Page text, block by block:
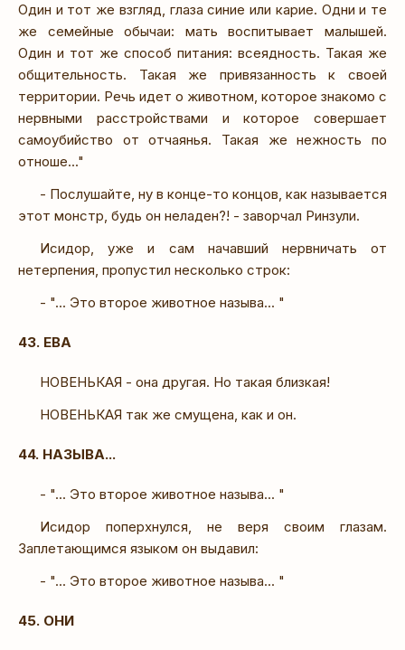
Один и тот же взгляд, глаза синие или карие. Одни и те
же семейные обычаи: мать воспитывает малышей.
Один и тот же способ питания: всеядность. Такая же
общительность. Такая же привязанность к своей
территории. Речь идет о животном, которое знакомо с
нервными расстройствами и которое совершает
самоубийство от отчаянья. Такая же нежность по
отноше..."
- Послушайте, ну в конце-то концов, как называется
этот монстр, будь он неладен?! - заворчал Ринзули.
Исидор, уже и сам начавший нервничать от
нетерпения, пропустил несколько строк:
- "... Это второе животное называ... "
43. ЕВА
НОВЕНЬКАЯ - она другая. Но такая близкая!
НОВЕНЬКАЯ так же смущена, как и он.
44. НАЗЫВА...
- "... Это второе животное называ... "
Исидор поперхнулся, не веря своим глазам.
Заплетающимся языком он выдавил:
- "... Это второе животное называ... "
45. ОНИ